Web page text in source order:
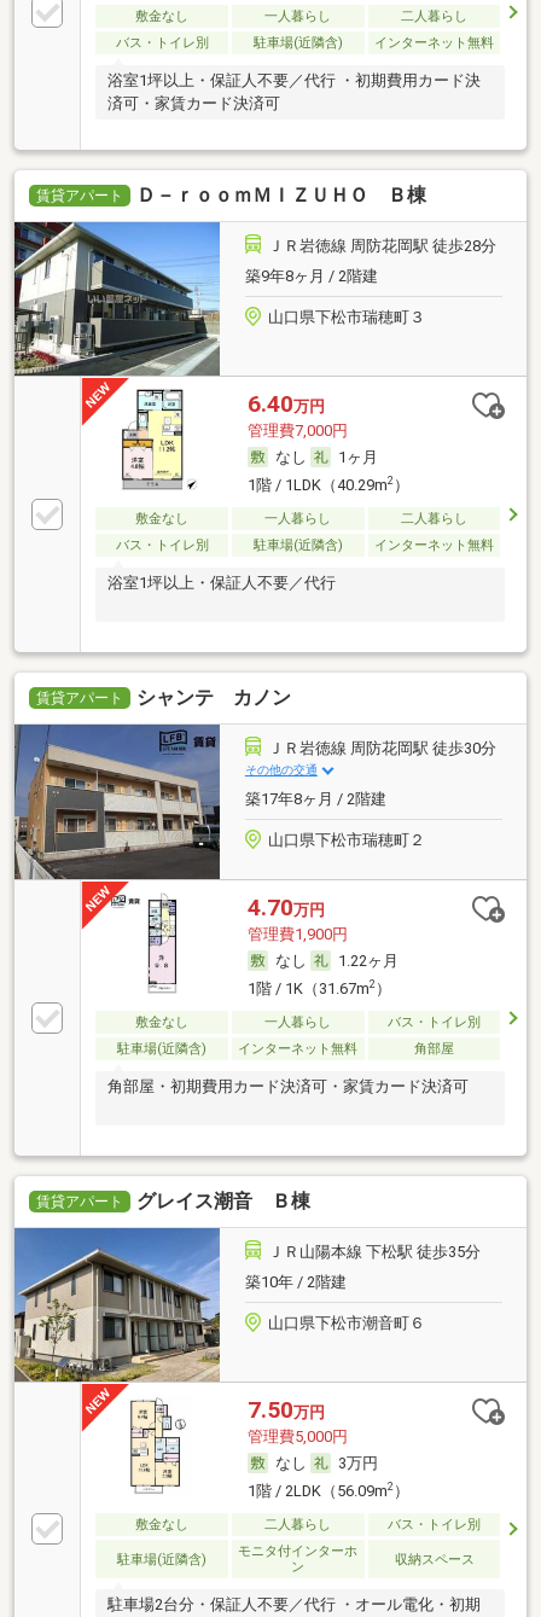
敷金なし 一人暮らし
二人暮らし
バス・トイレ別
駐車場(近隣含) インターネット無料
浴室1坪以上・保証人不要／代行 ・初期費用カード決
済可・家賃カード決済可
賃貸アパート Ｄ－ｒｏｏｍＭＩＺＵＨＯ Ｂ棟
ＪＲ岩徳線 周防花岡駅 徒歩28分
築9年8ヶ月 / 2階建
山口県下松市瑞穂町３
6.40万円
管理費7,000円
なし
1ヶ月
1階 / 1LDK（40.29m2）
敷金なし 一人暮らし
二人暮らし
バス・トイレ別
駐車場(近隣含) インターネット無料
浴室1坪以上・保証人不要／代行
賃貸アパート シャンテ カノン
ＪＲ岩徳線 周防花岡駅 徒歩30分
その他の交通
築17年8ヶ月 / 2階建
山口県下松市瑞穂町２
4.70万円
管理費1,900円
なし
1.22ヶ月
1階 / 1K（31.67m2）
敷金なし 一人暮らし
バス・トイレ別
駐車場(近隣含)
インターネット無料 角部屋
角部屋・初期費用カード決済可・家賃カード決済可
賃貸アパート グレイス潮音 Ｂ棟
ＪＲ山陽本線 下松駅 徒歩35分
築10年 / 2階建
山口県下松市潮音町６
7.50万円
管理費5,000円
なし
3万円
1階 / 2LDK（56.09m2）
敷金なし 二人暮らし バス・トイレ別
駐車場(近隣含)
モニタ付インターホ
ン
収納スペース
駐車場2台分・保証人不要／代行 ・オール電化・初期